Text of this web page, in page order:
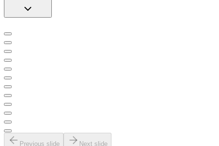
Previous slide Next slide